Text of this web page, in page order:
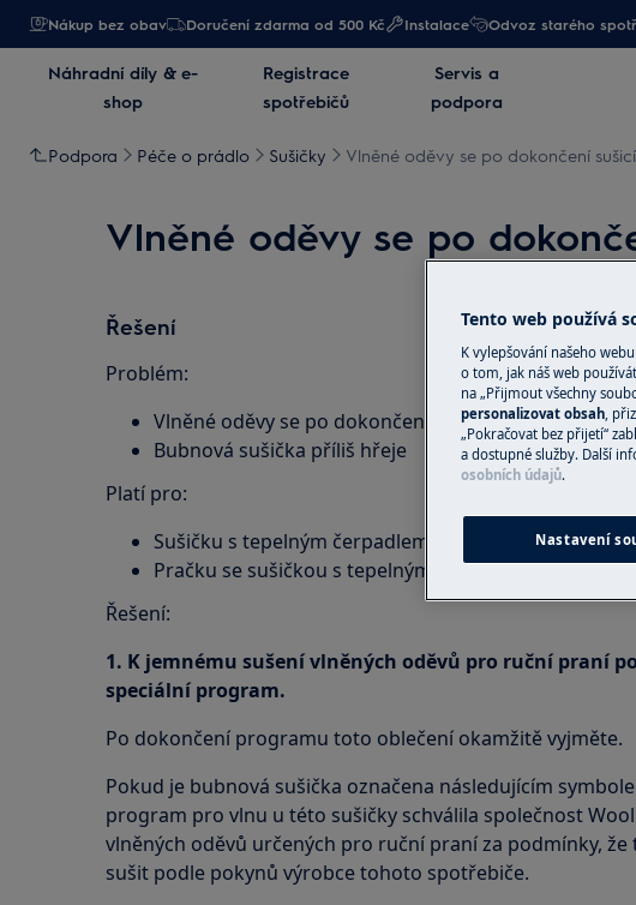
Nákup bez obav Doručení zdarma od 500 Kč Instalace Odvoz starého
Náhradní díly & e-
shop
Registrace
spotřebičů
Servis a
podpora
Podpora Péče o prádlo Sušičky Vlněné oděvy se po dokončení
Vlněné oděvy se po
Řešení
Problém:
Vlněné oděvy se po dokončení sušicího cyklu srazí
Bubnová sušička příliš hřeje
Platí pro:
Sušičku s tepelným čerpadlem
Pračku se sušičkou s tepelným čerpadlem
Řešení:
1. K jemnému sušení vlněných oděvů pro ruční praní
speciální program.
Po dokončení programu toto oblečení okamžitě vyjměte.
Pokud je bubnová sušička označena následujícím
program pro vlnu u této sušičky schválila společnost
vlněných oděvů určených pro ruční praní za podmínky, že
sušit podle pokynů výrobce tohoto spotřebiče.
Tento web používá
K vylepšování našeho
o tom, jak náš web
na „Přijmout všechny
personalizovat obsah ,
„Pokračovat bez přijetí“
a dostupné služby. Další
osobních údajů.
Nastavení